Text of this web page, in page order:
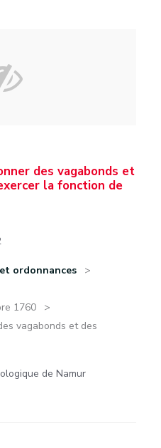
des vagabonds et
la fonction de
ordonnances
1760
vagabonds et des
de Namur